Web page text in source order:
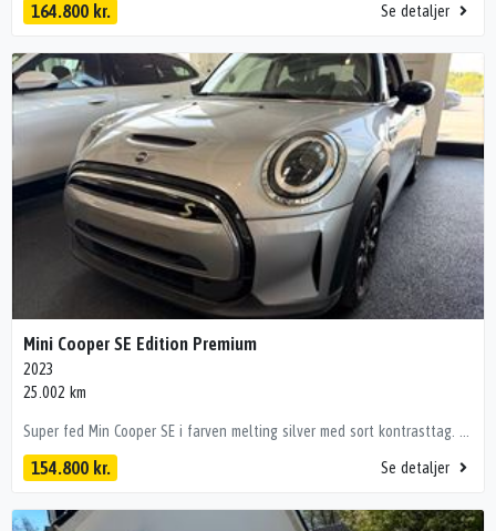
164.800 kr. Se detaljer
Mini Cooper SE Edition Premium
2023
25.002 km
154.800 kr. Se detaljer